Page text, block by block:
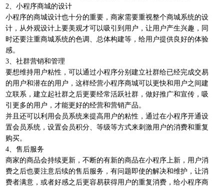
2、小程序商城的设计
小程序的商城设计也十分的重要，商家需要重视整个商城系统的设
计，从外观设计上要美观才可以吸引到用户，让用户产生兴趣，同
时还要注重商城系统的色调、总体构建等，给用户提供良好的体验
感。
3、社群营销和管理
要想维持用户粘性，可以通过小程序分别建立社群给已经完成交易
的用户和潜在的用户，这样经营小程序商城可以更快和用户之间建
立联系，建立起社群之后更要经常活跃社群，做好推广和宣传，吸
引更多的用户，才能更好的经营和营销产品。
并且还可以利用会员系统来提高用户的粘性，通过在小程序开通设
置会员系统，设置会员积分、等级等方式来刺激用户的消费和重复
购买。
4、售后服务
商家的商品会持续更新，不断的有新的商品在小程序上新，用户消
费之后也要注意后续的售后服务，有问题即使的解决和维护，让消
费者满意，或者好感之后更容易获得用户的重复消费，给小程序商